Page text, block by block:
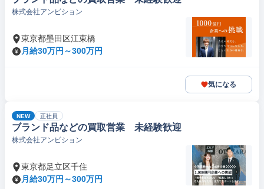
株式会社アンビション
東京都墨田区江東橋
月給30万円～300万円
気になる
NEW 正社員
ブランド品などの買取営業 未経験歓迎
株式会社アンビション
東京都足立区千住
月給30万円～300万円